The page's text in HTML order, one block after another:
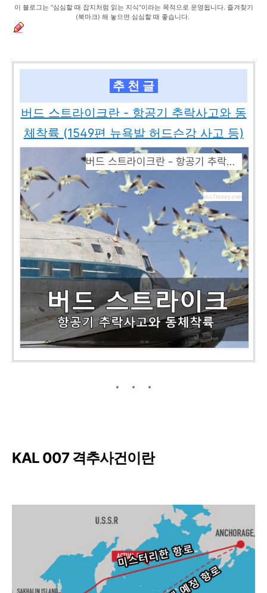
이 블로그는 "심심할 때 잡지처럼 읽는 지식"이라는 목적으로 운영됩니다. 즐겨찾기
(북마크) 해 놓으면 심심할 때 좋습니다.
추 천 글
버드 스트라이크란 - 항공기 추락사고와 동
체착륙 (1549편 뉴욕발 허드슨강 사고 등)
버드 스트라이크란 - 항공기 추락사고와 동체착륙 (1549편 뉴욕발 허드슨강 사고 등)
kiss7.tistory.com
KAL 007 격추사건이란